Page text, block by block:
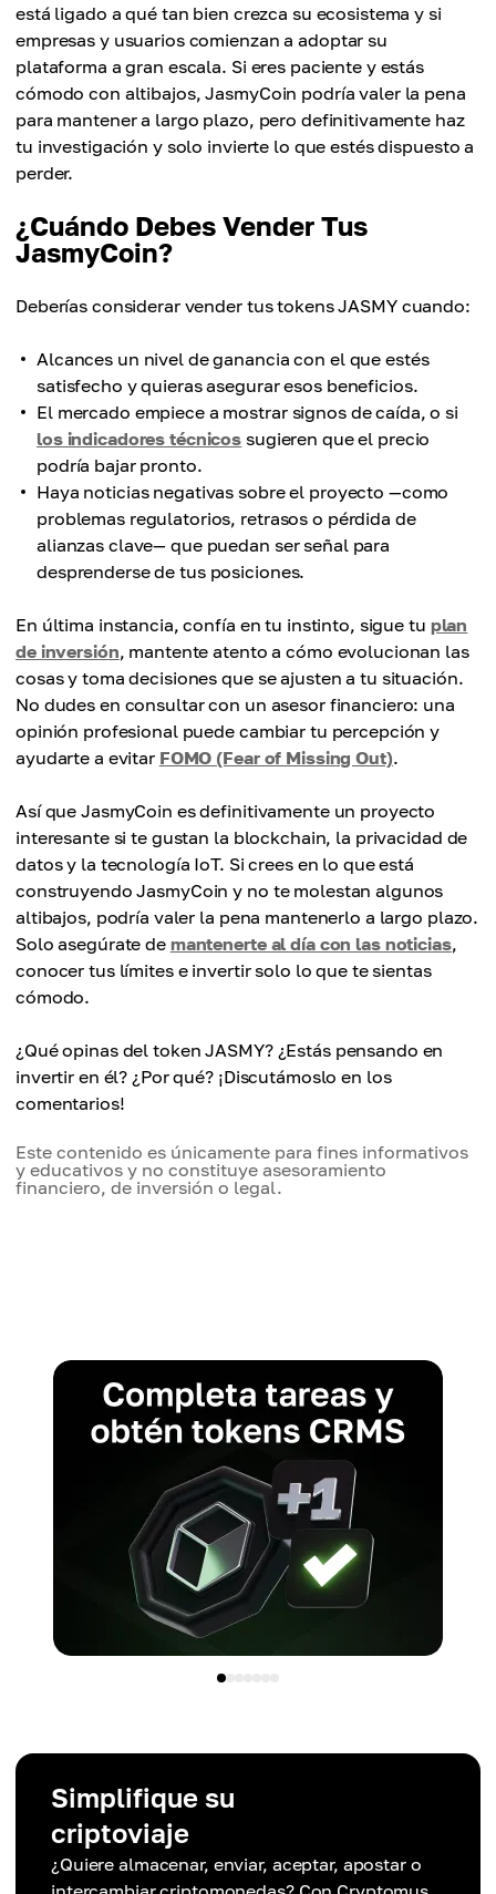
está ligado a qué tan bien crezca su ecosistema y si
empresas y usuarios comienzan a adoptar su
plataforma a gran escala. Si eres paciente y estás
cómodo con altibajos, JasmyCoin podría valer la pena
para mantener a largo plazo, pero definitivamente haz
tu investigación y solo invierte lo que estés dispuesto a
perder.
¿Cuándo Debes Vender Tus
JasmyCoin?
Deberías considerar vender tus tokens JASMY cuando:
Alcances un nivel de ganancia con el que estés
satisfecho y quieras asegurar esos beneficios.
El mercado empiece a mostrar signos de caída, o si
los indicadores técnicos sugieren que el precio
podría bajar pronto.
Haya noticias negativas sobre el proyecto —como
problemas regulatorios, retrasos o pérdida de
alianzas clave— que puedan ser señal para
desprenderse de tus posiciones.
En última instancia, confía en tu instinto, sigue tu plan
de inversión, mantente atento a cómo evolucionan las
cosas y toma decisiones que se ajusten a tu situación.
No dudes en consultar con un asesor financiero: una
opinión profesional puede cambiar tu percepción y
ayudarte a evitar FOMO (Fear of Missing Out).
Así que JasmyCoin es definitivamente un proyecto
interesante si te gustan la blockchain, la privacidad de
datos y la tecnología IoT. Si crees en lo que está
construyendo JasmyCoin y no te molestan algunos
altibajos, podría valer la pena mantenerlo a largo plazo.
Solo asegúrate de mantenerte al día con las noticias,
conocer tus límites e invertir solo lo que te sientas
cómodo.
¿Qué opinas del token JASMY? ¿Estás pensando en
invertir en él? ¿Por qué? ¡Discutámoslo en los
comentarios!
Este contenido es únicamente para fines informativos
y educativos y no constituye asesoramiento
financiero, de inversión o legal.
Simplifique su
criptoviaje
¿Quiere almacenar, enviar, aceptar, apostar o